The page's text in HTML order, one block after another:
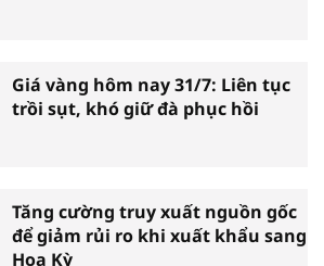
Giá vàng hôm nay 31/7: Liên tục
trồi sụt, khó giữ đà phục hồi
Tăng cường truy xuất nguồn gốc
để giảm rủi ro khi xuất khẩu sang
Hoa Kỳ